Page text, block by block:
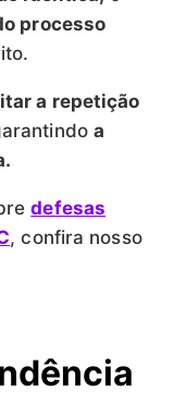
processo
a repetição
a
defesas
, confira nosso